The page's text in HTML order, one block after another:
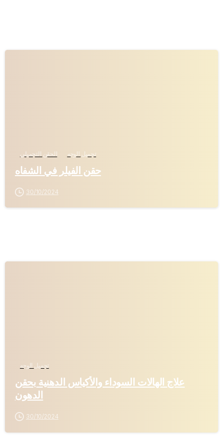
الحقن التجميلي تجميل الوجه
حقن الفيلر في الشفاه
30/10/2024
تجميل الوجه
علاج الهالات السوداء والأكياس الدهنية بحقن
الدهون
30/10/2024